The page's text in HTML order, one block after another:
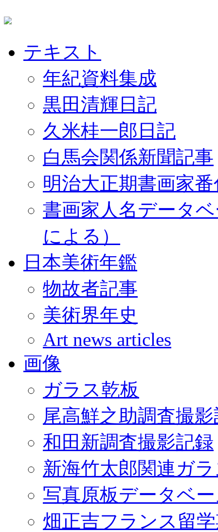
テキスト
年紀資料集成
黒田清輝日記
久米桂一郎日記
白馬会関係新聞記事
明治大正期書画家
書画家人名データ
による）
日本美術年鑑
物故者記事
美術界年史
Art news articles
画像
ガラス乾板
尾高鮮之助調査撮
和田新調査撮影記録
新海竹太郎関連ガ
写真原板データベ
畑正吉フランス留